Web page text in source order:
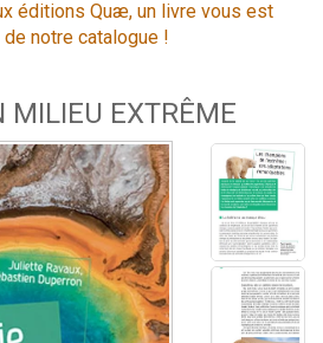
éditions Quæ, un livre vous est
notre catalogue !
MILIEU EXTRÊME